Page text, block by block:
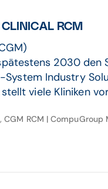
RCM
2030 den
System Industry
viele Kliniken
CGM RCM | CompuGroup